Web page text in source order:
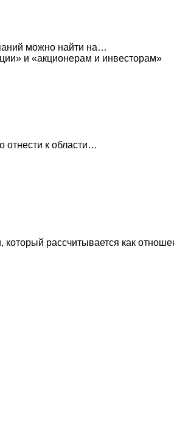
можно найти на…
и «акционерам и инвесторам»
отнести к области…
который рассчитывается как